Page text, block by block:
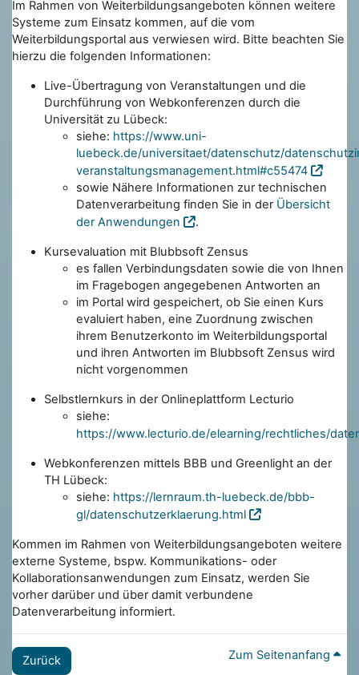
Im Rahmen von Weiterbildungsangeboten können weitere
Systeme zum Einsatz kommen, auf die vom
Weiterbildungsportal aus verwiesen wird. Bitte beachten Sie
hierzu die folgenden Informationen:
Live-Übertragung von Veranstaltungen und die
Durchführung von Webkonferenzen durch die
Universität zu Lübeck:
siehe: https://www.uni-
luebeck.de/universitaet/datenschutz/
veranstaltungsmanagement.html#c55474
sowie Nähere Informationen zur technischen
Datenverarbeitung finden Sie in der Übersicht
der Anwendungen
.
Kursevaluation mit Blubbsoft Zensus
es fallen Verbindungsdaten sowie die von Ihnen
im Fragebogen angegebenen Antworten an
im Portal wird gespeichert, ob Sie einen Kurs
evaluiert haben, eine Zuordnung zwischen
ihrem Benutzerkonto im Weiterbildungsportal
und ihren Antworten im Blubbsoft Zensus wird
nicht vorgenommen
Selbstlernkurs in der Onlineplattform Lecturio
siehe:
https://www.lecturio.de/elearning/rechtliches/
Webkonferenzen mittels BBB und Greenlight an der
TH Lübeck:
siehe: https://lernraum.th-luebeck.de/bbb-
gl/datenschutzerklaerung.html
Kommen im Rahmen von Weiterbildungsangeboten weitere
externe Systeme, bspw. Kommunikations- oder
Kollaborationsanwendungen zum Einsatz, werden Sie
vorher darüber und über damit verbundene
Datenverarbeitung informiert.
Zurück Zum Seitenanfang